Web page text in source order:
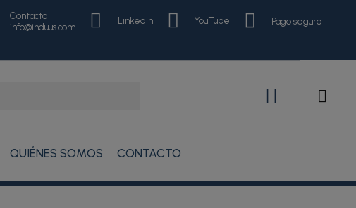
Contacto
info@induus.com
LinkedIn YouTube Pago seguro
QUIÉNES SOMOS CONTACTO